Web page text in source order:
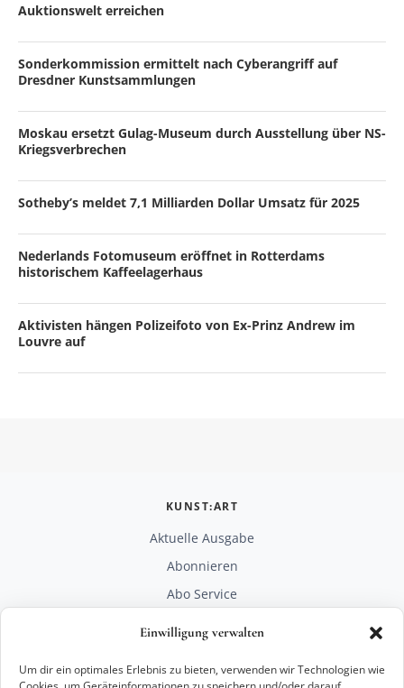
Einwilligung verwalten
Um dir ein optimales Erlebnis zu bieten, verwenden wir Technologien wie
Auktionswelt erreichen
Sonderkommission ermittelt nach Cyberangriff auf
Dresdner Kunstsammlungen
Moskau ersetzt Gulag-Museum durch Ausstellung über NS-
Kriegsverbrechen
Sotheby’s meldet 7,1 Milliarden Dollar Umsatz für 2025
Nederlands Fotomuseum eröffnet in Rotterdams
historischem Kaffeelagerhaus
Aktivisten hängen Polizeifoto von Ex-Prinz Andrew im
Louvre auf
KUNST:ART
Aktuelle Ausgabe
Abonnieren
Abo Service
RECHTLICHES